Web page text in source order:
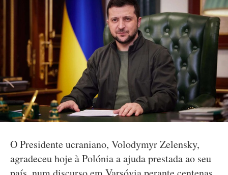
O Presidente ucraniano, Volodymyr Zelensky,
agradeceu hoje à Polónia a ajuda prestada ao seu